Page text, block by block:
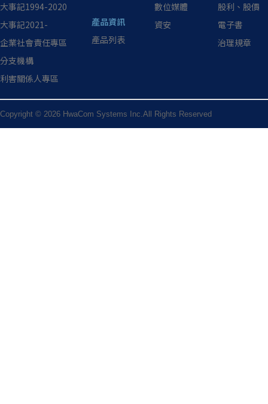
大事記1994-2020
大事記2021-
企業社會責任專區
分支機構
利害關係人專區
產品資訊
產品列表
數位媒體
資安
股利、股價
電子書
治理規章
Copyright © 2026 HwaCom Systems Inc.All Rights Reserved